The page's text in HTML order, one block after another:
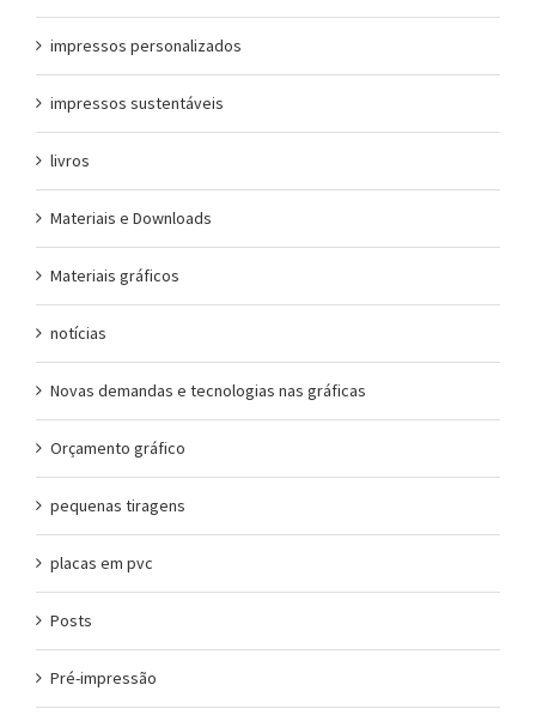
impressos personalizados
impressos sustentáveis
livros
Materiais e Downloads
Materiais gráficos
notícias
Novas demandas e tecnologias nas gráficas
Orçamento gráfico
pequenas tiragens
placas em pvc
Posts
Pré-impressão